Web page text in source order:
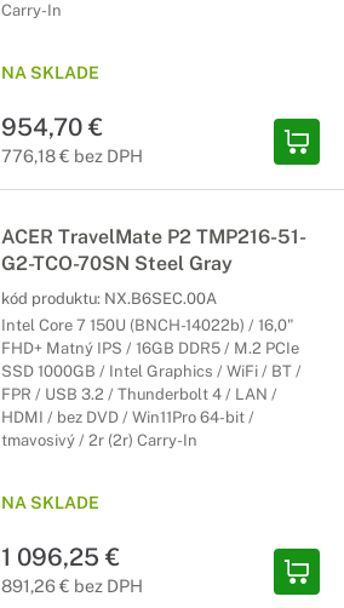
Carry-In
NA SKLADE
954,70 €
776,18 € bez DPH
ACER TravelMate P2 TMP216-51-
G2-TCO-70SN Steel Gray
kód produktu: NX.B6SEC.00A
Intel Core 7 150U (BNCH-14022b) / 16,0"
FHD+ Matný IPS / 16GB DDR5 / M.2 PCIe
SSD 1000GB / Intel Graphics / WiFi / BT /
FPR / USB 3.2 / Thunderbolt 4 / LAN /
HDMI / bez DVD / Win11Pro 64-bit /
tmavosivý / 2r (2r) Carry-In
NA SKLADE
1 096,25 €
891,26 € bez DPH